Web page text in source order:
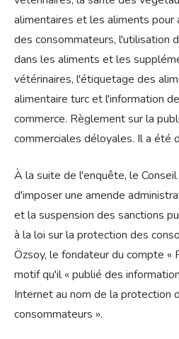
alimentaires et les aliments pour
des consommateurs, l'utilisation
dans les aliments et les
vétérinaires, l'étiquetage des
alimentaire turc et l'information
commerce. Règlement sur la
commerciales déloyales. Il a été
À la suite de l'enquête, le
d'imposer une amende
et la suspension des sanctions
à la loi sur la protection des
Özsoy, le fondateur du compte «
motif qu'il « publié des
Internet au nom de la protection
consommateurs ».